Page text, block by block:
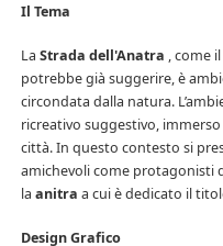
Il Tema
La Strada dell'Anatra , come
potrebbe già suggerire, è
circondata dalla natura.
ricreativo suggestivo,
città. In questo contesto si
amichevoli come protagonisti
la anitra a cui è dedicato il
Design Grafico